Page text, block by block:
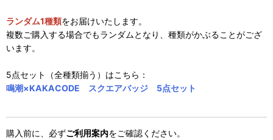
ランダム1種類をお届けいたします。
複数ご購入する場合でもランダムとなり、種類がかぶることがござ
います。
5点セット（全種類揃う）はこちら：
鳴潮×KAKACODE スクエアバッジ 5点セット
購入前に、必ずご利用案内をご確認ください。